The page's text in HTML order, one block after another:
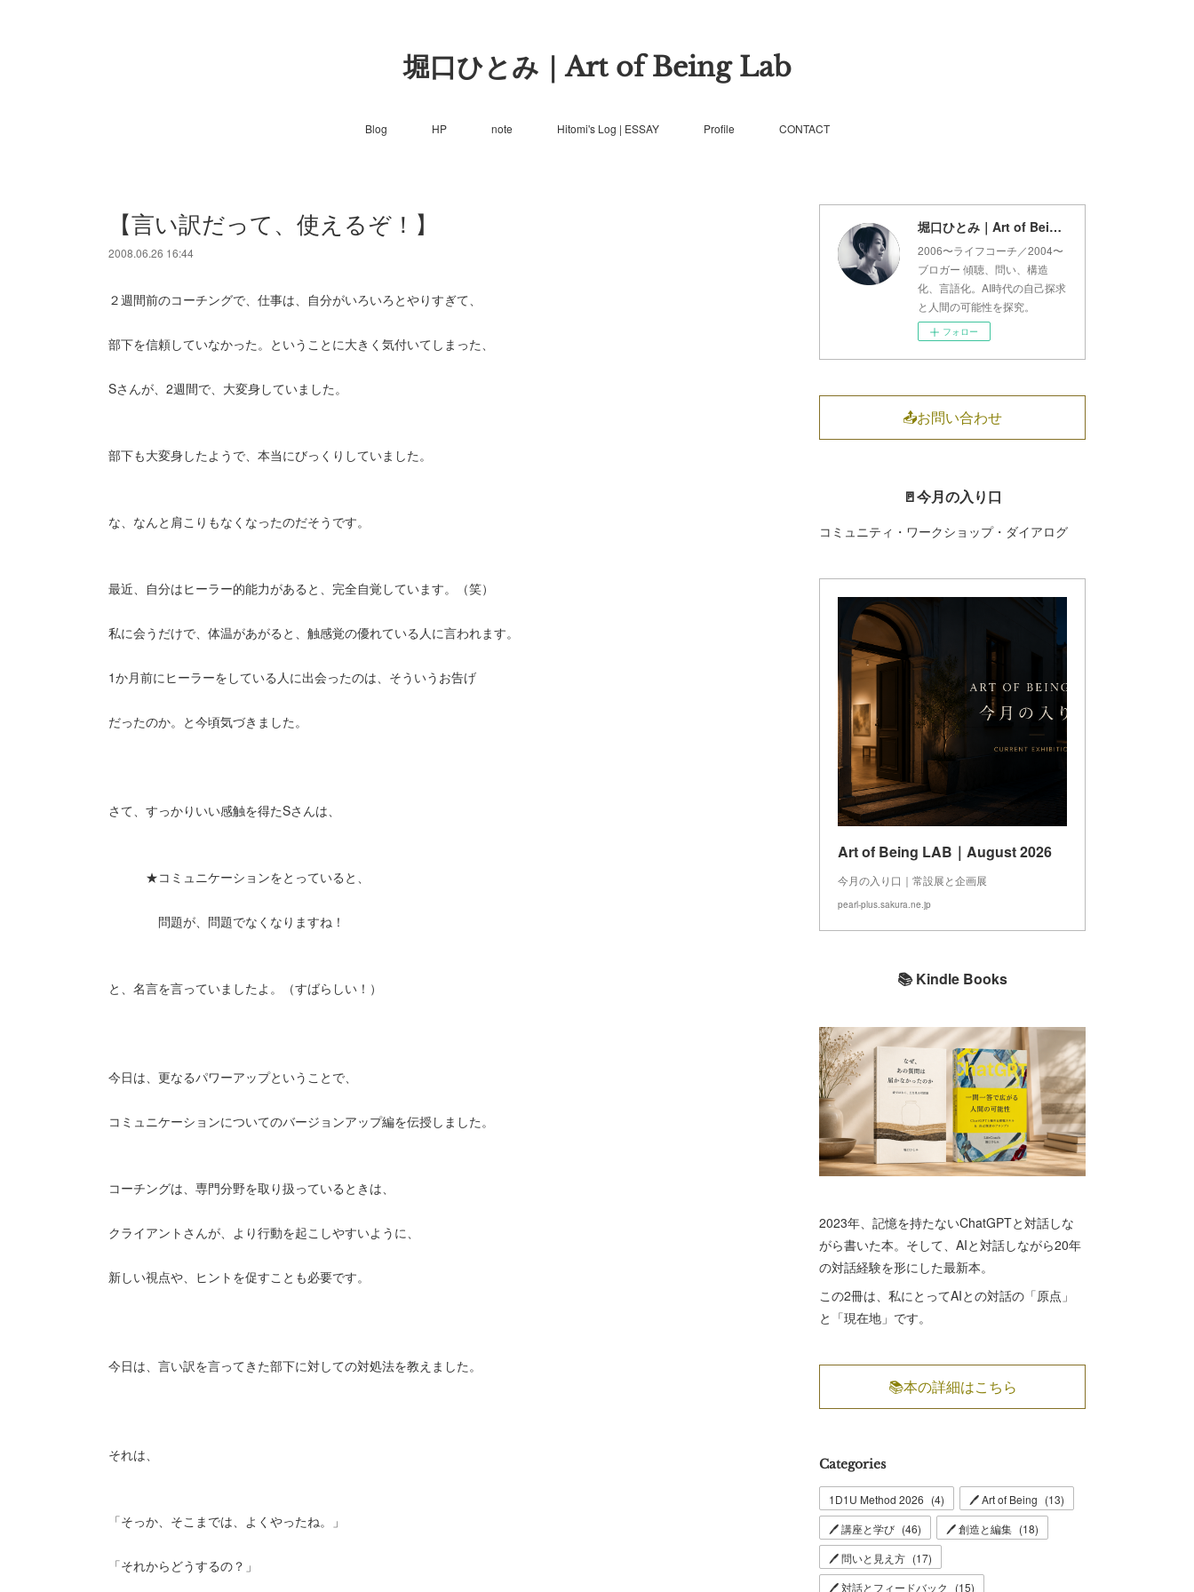
堀口ひとみ｜Art of Being Lab
Blog HP note Hitomi's Log | ESSAY Profile CONTACT
【言い訳だって、使えるぞ！】
2008.06.26 16:44
２週間前のコーチングで、仕事は、自分がいろいろとやりすぎて、
部下を信頼していなかった。ということに大きく気付いてしまった、
Sさんが、2週間で、大変身していました。
部下も大変身したようで、本当にびっくりしていました。
な、なんと肩こりもなくなったのだそうです。
最近、自分はヒーラー的能力があると、完全自覚しています。（笑）
私に会うだけで、体温があがると、触感覚の優れている人に言われます。
1か月前にヒーラーをしている人に出会ったのは、そういうお告げ
だったのか。と今頃気づきました。
さて、すっかりいい感触を得たSさんは、
★コミュニケーションをとっていると、
問題が、問題でなくなりますね！
と、名言を言っていましたよ。（すばらしい！）
今日は、更なるパワーアップということで、
コミュニケーションについてのバージョンアップ編を伝授しました。
コーチングは、専門分野を取り扱っているときは、
クライアントさんが、より行動を起こしやすいように、
新しい視点や、ヒントを促すことも必要です。
今日は、言い訳を言ってきた部下に対しての対処法を教えました。
それは、
「そっか、そこまでは、よくやったね。」
「それからどうするの？」
堀口ひとみ｜Art of Being Lab
2006〜ライフコーチ／2004〜
ブロガー 傾聴、問い、構造
化、言語化。AI時代の自己探求
と人間の可能性を探究。
フォロー
📤お問い合わせ
🚪今月の入り口
コミュニティ・ワークショップ・ダイアログ
Art of Being LAB｜August 2026
今月の入り口｜常設展と企画展
pearl-plus.sakura.ne.jp
📚 Kindle Books
2023年、記憶を持たないChatGPTと対話しな
がら書いた本。そして、AIと対話しながら20年
の対話経験を形にした最新本。
この2冊は、私にとってAIとの対話の「原点」
と「現在地」です。
📚本の詳細はこちら
Categories
1D1U Method 2026 (4) 🖊 Art of Being (13)
🖊 講座と学び (46) 🖊 創造と編集 (18)
🖊 問いと見え方 (17)
🖊 対話とフィードバック
(15)